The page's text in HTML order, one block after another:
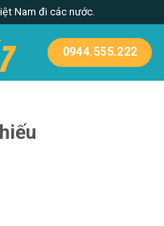
Nam đi các nước.
0944.555.222